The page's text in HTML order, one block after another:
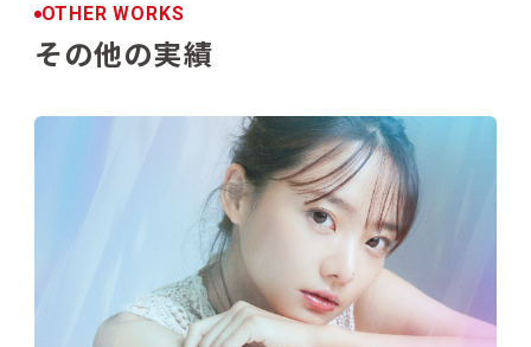
OTHER WORKS
その他の実績